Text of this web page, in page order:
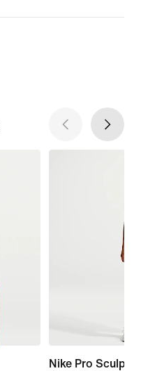
Nike Pro Sculpt